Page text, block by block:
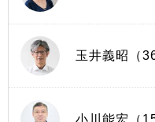
玉井義昭（36
小川能宏（15